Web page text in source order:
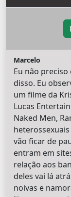
Marcelo
Eu não
disso. Eu
um filme da
Lucas
Naked Men,
vão ficar de
entram em
relação aos
deles vai lá
noivas e